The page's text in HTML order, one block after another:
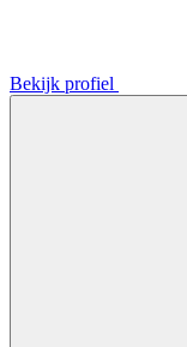
Bekijk profiel